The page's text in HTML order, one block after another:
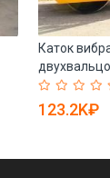
Каток
уплотнения
5083157)
123.2K₽